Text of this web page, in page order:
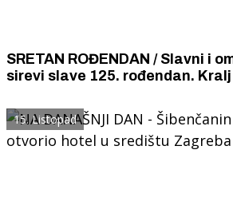
SRETAN ROĐENDAN / Slavni i
sirevi slave 125. rođendan.
15. Listopad